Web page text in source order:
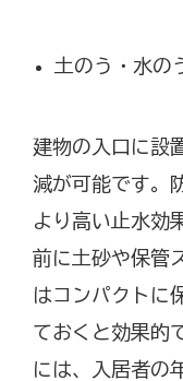
土のう・水の
建物の入口に設
減が可能です。
より高い止水効
前に土砂や保管
はコンパクトに
ておくと効果的
には、入居者の